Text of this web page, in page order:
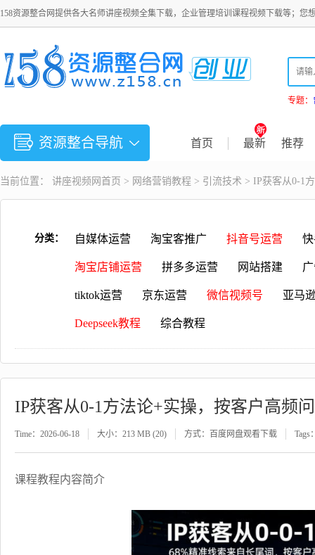
158资源整合网提供各大名师讲座视频全集下载，企业管理培训课程视频下载等；您
专题：
资源整合导航 首页 最新 推荐
当前位置： 讲座视频 网首页 > 网络营销教程 > 引流技术 > IP获客从0-1
分类： 自媒体运营 淘宝客推广 抖音号运营
淘宝店铺运营 拼多多运营 网站搭建
tiktok运营 京东运营 微信视频号 亚马
Deepseek教程 综合教程
IP获客从0-1方法论+实操，按客户高频
Time：2026-06-18 大小：213 MB (20) 方式：百度网盘观看下载 Tags
课程教程内容简介